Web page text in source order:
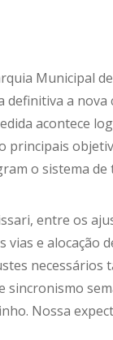
Municipal
definitiva a
acontece
principais
o sistema
entre os
vias e alocação
necessários
sincronismo
Nossa